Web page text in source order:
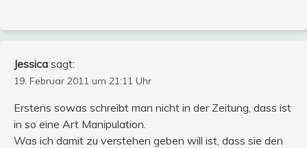
Jessica sagt:
19. Februar 2011 um 21:11 Uhr
Erstens sowas schreibt man nicht in der Zeitung, dass ist
in so eine Art Manipulation.
Was ich damit zu verstehen geben will ist, dass sie den